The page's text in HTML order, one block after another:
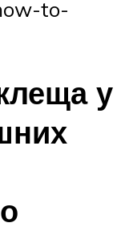
to-
у